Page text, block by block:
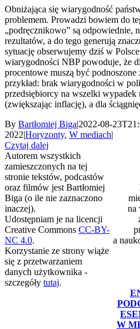
Obniżająca się wiarygodność
problemem. Prowadzi bowiem do
„podręcznikowo” są odpowiednie,
rezultatów, a do tego generują
sytuację obserwujemy dziś w
wiarygodności NBP powoduje, że
procentowe muszą być
przykład: brak wiarygodności w
przedsiębiorcy na wszelki wypadek
(zwiększając inflację), a dla
By Bartłomiej Biga|2022-08-
2022|Horyzonty, W mediach|
Czytaj dalej
na
a
W
Autorem wszystkich
zamieszczonych na tej
stronie tekstów, podcastów
oraz filmów jest Bartłomiej
Biga (o ile nie zaznaczono
inaczej).
Udostępniam je na licencji
Creative Commons CC-BY-
NC 4.0.
Korzystanie ze strony wiąże
się z przetwarzaniem
danych użytkownika -
szczegóły tutaj.